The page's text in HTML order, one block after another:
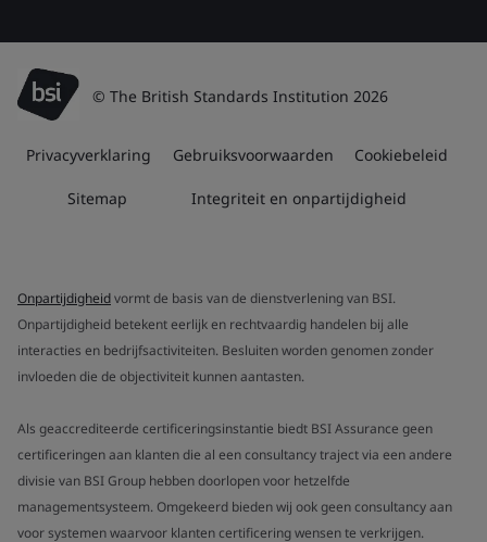
© The British Standards Institution 2026
Privacyverklaring Gebruiksvoorwaarden Cookiebeleid
Sitemap Integriteit en onpartijdigheid
Onpartijdigheidvormt de basis van de dienstverlening van BSI.
Onpartijdigheid betekent eerlijk en rechtvaardig handelen bij alle
interacties en bedrijfsactiviteiten. Besluiten worden genomen zonder
invloeden die de objectiviteit kunnen aantasten.
Als geaccrediteerde certificeringsinstantie biedt BSI Assurance geen
certificeringen aan klanten die al een consultancy traject via een andere
divisie van BSI Group hebben doorlopen voor hetzelfde
managementsysteem. Omgekeerd bieden wij ook geen consultancy aan
voor systemen waarvoor klanten certificering wensen te verkrijgen.